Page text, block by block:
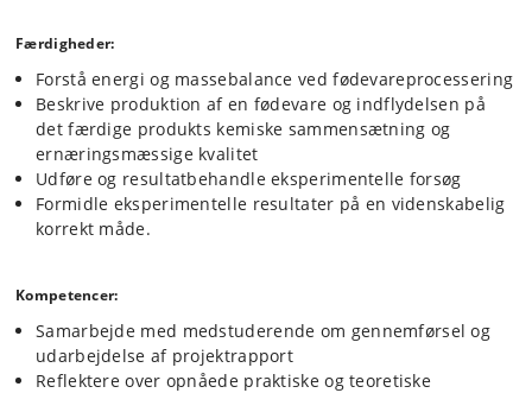
Færdigheder:
Forstå energi og massebalance ved fødevareprocessering
Beskrive produktion af en fødevare og indflydelsen på
det færdige produkts kemiske sammensætning og
ernæringsmæssige kvalitet
Udføre og resultatbehandle eksperimentelle forsøg
Formidle eksperimentelle resultater på en videnskabelig
korrekt måde.
Kompetencer:
Samarbejde med medstuderende om gennemførsel og
udarbejdelse af projektrapport
Reflektere over opnåede praktiske og teoretiske